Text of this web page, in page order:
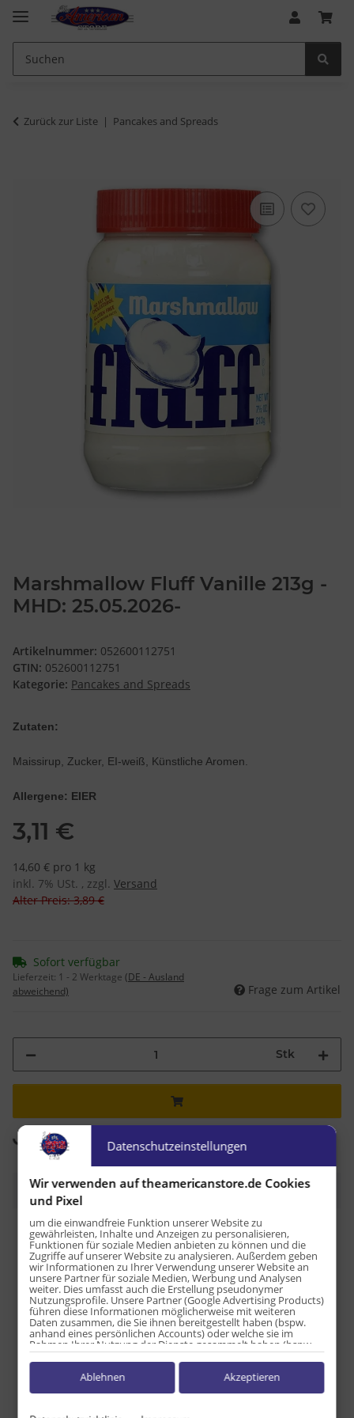
Zurück zur Liste Pancakes and Spreads
Marshmallow Fluff Vanille 213g -
MHD: 25.05.2026-
Artikelnummer: 052600112751
GTIN: 052600112751
Kategorie: Pancakes and Spreads
Zutaten:
Maissirup, Zucker, EI-weiß, Künstliche Aromen.
Allergene: EIER
3,11 €
14,60 € pro 1 kg
inkl. 7% USt. , zzgl. Versand
Alter Preis: 3,89 €
Sofort verfügbar
Lieferzeit: 1 - 2 Werktage (DE - Ausland
abweichend)
Frage zum Artikel
Stk
Loading... Komponenten werden geladen ...
Beschreibung
Nährwertangaben (pro 100 g)
Brennwert / Energie: 333 kcal
Fett: 0 g
– davon gesättigte Fettsäuren: 0 g
Kohlenhydrate: 83 g
– davon Zucker: 50 g
– davon zugesetzte Zucker: 50 g
Eiweiß: 0 g
Salz: 0,04 g
Datenschutzeinstellungen
Wir verwenden auf theamericanstore.de Cookies
und Pixel
um die einwandfreie Funktion unserer Website zu
gewährleisten, Inhalte und Anzeigen zu personalisieren,
Funktionen für soziale Medien anbieten zu können und die
Zugriffe auf unserer Website zu analysieren. Außerdem geben
wir Informationen zu Ihrer Verwendung unserer Website an
unsere Partner für soziale Medien, Werbung und Analysen
weiter. Dies umfasst auch die Erstellung pseudonymer
Nutzungsprofile. Unsere Partner (Google Advertising Products)
führen diese Informationen möglicherweise mit weiteren
Daten zusammen, die Sie ihnen bereitgestellt haben (bspw.
anhand eines persönlichen Accounts) oder welche sie im
Rahmen Ihrer Nutzung der Dienste gesammelt haben (bspw.
Nutzungsdaten anderer Geräte). Ihre Einwilligung zur Nutzung
von Cookies und Pixeln können Sie jederzeit widerrufen,
indem Sie auf den Datenschutz-Button links unten klicken und
dort die entsprechenden Anpassungen vornehmen.
Zwecke der Datenverarbeitung durch unsere Partner:
Ablehnen Akzeptieren